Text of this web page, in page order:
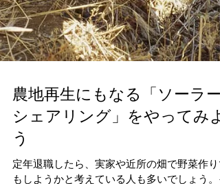
農地再生にもなる「ソーラー
シェアリング」をやってみよ